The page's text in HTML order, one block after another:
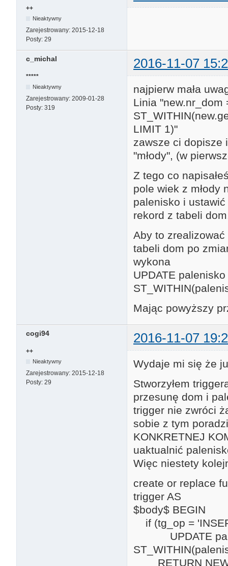
++
Nieaktywny
Zarejestrowany: 2015-12-18
Posty: 29
c_michal 2016-11-07
*****
Nieaktywny
Zarejestrowany: 2009-01-28
Posty: 319
najpierw mała
Linia "new.nr_dom
LIMIT 1)"
zawsze ci dopisze
"młody", (w
Z tego co
pole wiek z młody
palenisko i
rekord z tabeli
Aby to
tabeli dom po
wykona
UPDATE
Mając powyższy
cogi94 2016-11-07
++
Nieaktywny
Zarejestrowany: 2015-12-18
Posty: 29
Wydaje mi się że
Stworzyłem
przesunę dom i
trigger nie zwróci
sobie z tym
KONKRETNEJ
uaktualnić
Więc niestety
create or replace
trigger AS
$body$ BEGIN
if (tg_op =
UPDATE
RETURN